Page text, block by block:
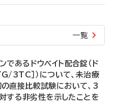
一覧
であるドウベイト配合錠（ド
3TC］）について、未治療
直接比較試験において、3
る非劣性を示したことを